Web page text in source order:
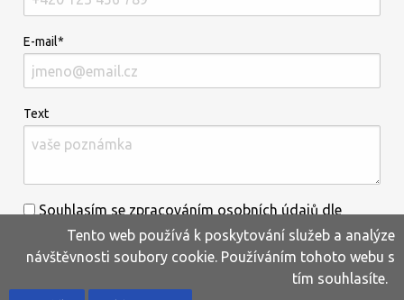
E-mail*
Text
Souhlasím se zpracováním osobních údajů dle
informací uvedenýchzde.*
Tento web používá k poskytování služeb a analýze
návštěvnosti soubory cookie. Používáním tohoto webu s
tím souhlasíte.